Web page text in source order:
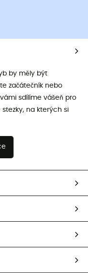
by měly být
začátečník nebo
sdílíme vášeň pro
na kterých si